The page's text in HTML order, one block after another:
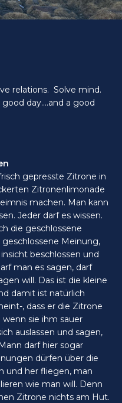
relations. Solve mind.
day....and a good
gepresste Zitrone in
Zitronenlimonade
machen. Man kann
Jeder darf es wissen.
die geschlossene
Meinung,
beschlossen und
man es sagen, darf
will. Das ist die kleine
damit ist natürlich
, dass er die Zitrone
sie ihm sauer
auslassen und sagen,
darf hier sogar
dürfen über die
und her fliegen, man
wie man will. Denn
Zitrone nichts am Hut.